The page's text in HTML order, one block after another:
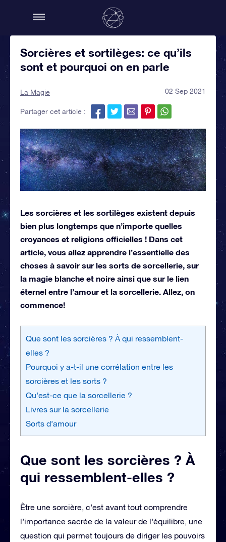
Sorcières et sortilèges: ce qu’ils
sont et pourquoi on en parle
La Magie 02 Sep 2021
Partager cet article :
Les sorcières et les sortilèges existent depuis
bien plus longtemps que n’importe quelles
croyances et religions officielles ! Dans cet
article, vous allez apprendre l’essentielle des
choses à savoir sur les sorts de sorcellerie, sur
la magie blanche et noire ainsi que sur le lien
éternel entre l’amour et la sorcellerie. Allez, on
commence!
Que sont les sorcières ? À qui ressemblent-
elles ?
Pourquoi y a-t-il une corrélation entre les
sorcières et les sorts ?
Qu’est-ce que la sorcellerie ?
Livres sur la sorcellerie
Sorts d’amour
Que sont les sorcières ? À
qui ressemblent-elles ?
Être une sorcière, c’est avant tout comprendre
l’importance sacrée de la valeur de l’équilibre, une
question qui permet toujours de diriger les pouvoirs